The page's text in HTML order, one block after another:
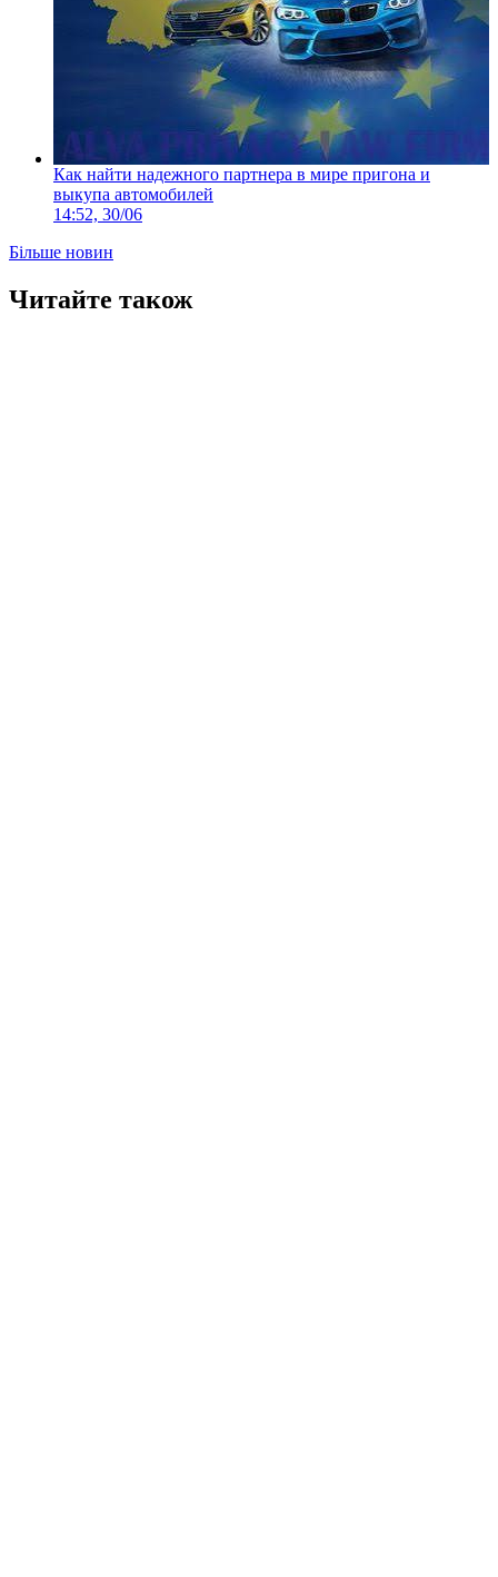
Как найти надежного партнера в мире пригона и
выкупа автомобилей
14:52, 30/06
Більше новин
Читайте також